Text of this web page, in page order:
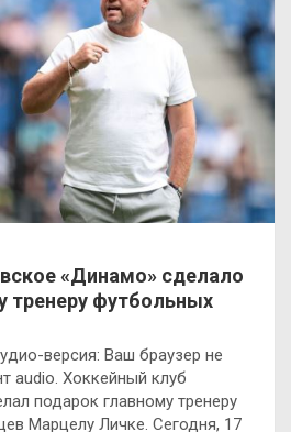
«Динамо» сделало
тренеру футбольных
версия: Ваш браузер не
audio. Хоккейный клуб
подарок главному тренеру
Марцелу Личке. Сегодня, 17